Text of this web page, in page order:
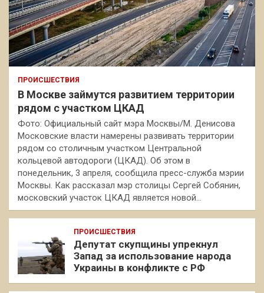
ПРОИСШЕСТВИЯ
В Москве займутся развитием территории
рядом с участком ЦКАД
Фото: Официальный сайт мэра Москвы/М. Денисова
Московские власти намерены развивать территории
рядом со столичным участком Центральной
кольцевой автодороги (ЦКАД). Об этом в
понедельник, 3 апреля, сообщила пресс-служба мэрии
Москвы. Как рассказал мэр столицы Сергей Собянин,
московский участок ЦКАД является новой…
ПРОИСШЕСТВИЯ
Депутат скупщины упрекнул
Запад за использование народа
Украины в конфликте с РФ